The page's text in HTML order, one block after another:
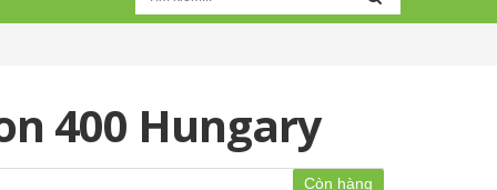
400 Hungary
Còn hàng